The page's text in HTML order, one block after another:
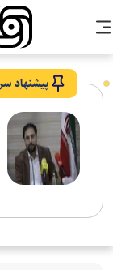
پیشنهاد